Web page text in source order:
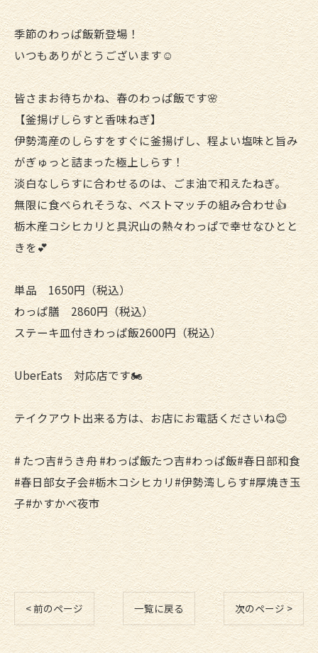
季節のわっぱ飯新登場！
いつもありがとうございます☺️
皆さまお待ちかね、春のわっぱ飯です🌸
【釜揚げしらすと香味ねぎ】
伊勢湾産のしらすをすぐに釜揚げし、程よい塩味と旨み
がぎゅっと詰まった極上しらす！
淡白なしらすに合わせるのは、ごま油で和えたねぎ。
無限に食べられそうな、ベストマッチの組み合わせ👍️
栃木産コシヒカリと具沢山の熱々わっぱで幸せなひとと
きを💕
単品 1650円（税込）
わっぱ膳 2860円（税込）
ステーキ皿付きわっぱ飯2600円（税込）
UberEats 対応店です🏍️
テイクアウト出来る方は、お店にお電話くださいね😊
# たつ吉#うき舟 #わっぱ飯たつ吉#わっぱ飯#春日部和食
#春日部女子会#栃木コシヒカリ#伊勢湾しらす#厚焼き玉
子#かすかべ夜市
< 前のページ 一覧に戻る 次のページ >